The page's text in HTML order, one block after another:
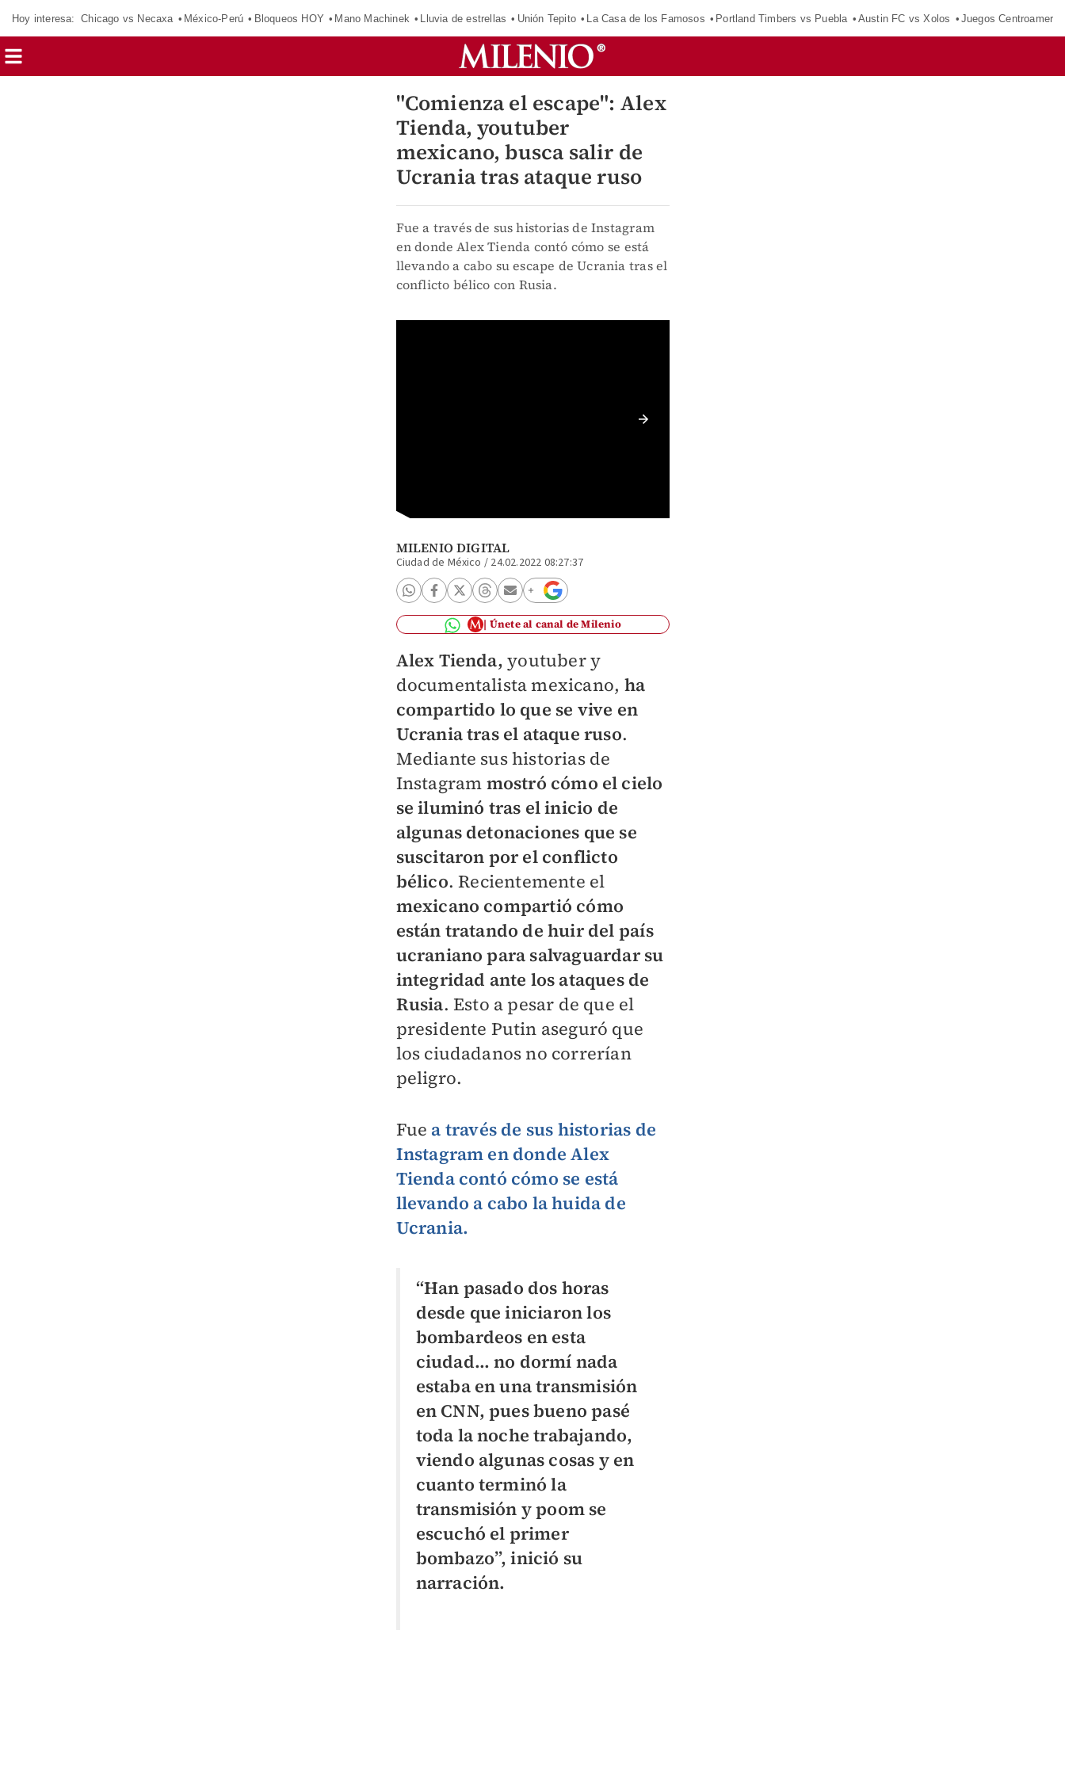
Hoy interesa: Chicago vs Necaxa México-Perú Bloqueos HOY Mano Machinek Lluvia de estrellas Unión Tepito La Casa de los Famosos Portland Timbers vs Puebla Austin FC vs Xolos Juegos
"Comienza el escape": Alex
Tienda, youtuber
mexicano, busca salir de
Ucrania tras ataque ruso
Fue a través de sus historias de Instagram
en donde Alex Tienda contó cómo se está
llevando a cabo su escape de Ucrania tras el
conflicto bélico con Rusia.
MILENIO DIGITAL
Ciudad de México / 24.02.2022 08:27:37
Únete al canal de Milenio
Alex Tienda, youtuber y
documentalista mexicano, ha
compartido lo que se vive en
Ucrania tras el ataque ruso.
Mediante sus historias de
Instagram mostró cómo el cielo
se iluminó tras el inicio de
algunas detonaciones que se
suscitaron por el conflicto
bélico. Recientemente el
mexicano compartió cómo
están tratando de huir del país
ucraniano para salvaguardar su
integridad ante los ataques de
Rusia. Esto a pesar de que el
presidente Putin aseguró que
los ciudadanos no correrían
peligro.
Fue a través de sus historias de
Instagram en donde Alex
Tienda contó cómo se está
llevando a cabo la huida de
Ucrania.
“Han pasado dos horas
desde que iniciaron los
bombardeos en esta
ciudad… no dormí nada
estaba en una transmisión
en CNN, pues bueno pasé
toda la noche trabajando,
viendo algunas cosas y en
cuanto terminó la
transmisión y poom se
escuchó el primer
bombazo”, inició su
narración.